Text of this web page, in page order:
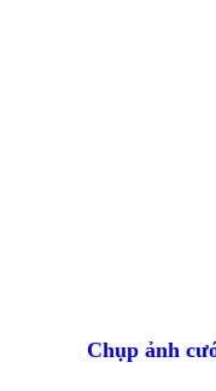
Chụp ảnh